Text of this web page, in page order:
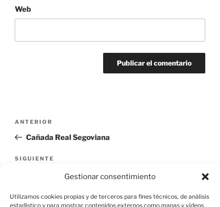
Gestionar consentimiento
Utilizamos cookies propias y de terceros para fines técnicos, de análisis
estadístico y para mostrar contenidos externos como mapas y vídeos.
Web
entradas
Entrada
anterior:
ANTERIOR
Cañada Real Segoviana
Siguiente
SIGUIENTE
Vereda del Camino Real de Madrid